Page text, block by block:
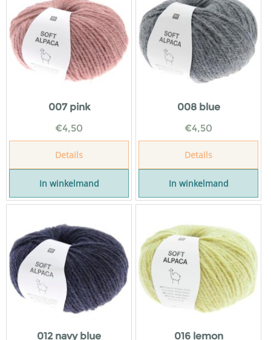
007 pink
€4,50
Details
In winkelmand
008 blue
€4,50
Details
In winkelmand
012 navy blue 016 lemon